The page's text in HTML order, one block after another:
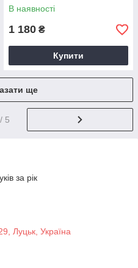
В наявності
1 180 ₴
Купити
ще
/ 5
за рік
Луцьк, Україна